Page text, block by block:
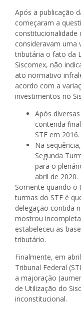
Após a publicação
começaram a
constitucionalidade
consideravam uma
tributária o fato da
Siscomex, não
ato normativo
acordo com a
investimentos no
Após
contenda
STF em 2016.
Na
Segunda
para o
abril de 2020.
Somente quando o
turmas do STF é
delegação contida
mostrou
estabeleceu as
tributário.
Finalmente, em
Tribunal Federal
a majoração
de Utilização do
inconstitucional.